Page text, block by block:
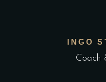
INGO
Coach